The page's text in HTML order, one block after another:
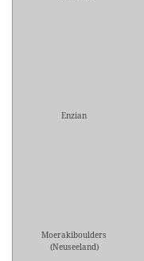
Enzian
Moerakiboulders
(Neuseeland)